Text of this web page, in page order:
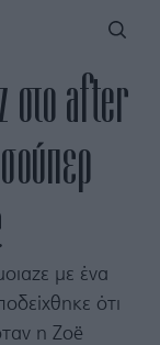
στο after
με ένα
ότι
η Zoë